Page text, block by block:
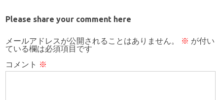
Please share your comment here
メールアドレスが公開されることはありません。 ※ が付い
ている欄は必須項目です
コメント ※